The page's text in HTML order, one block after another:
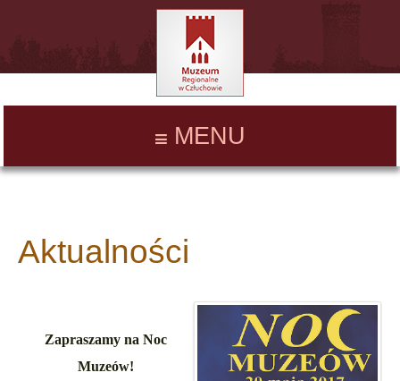
MENU
Aktualności
Zapraszamy na Noc
Muzeów!